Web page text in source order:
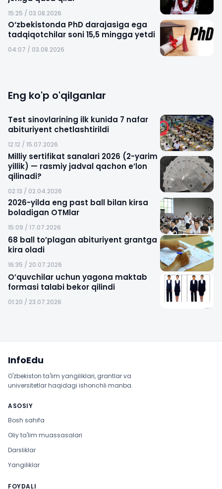
15:25 / 03.08.2026
O‘zbekistonda PhD darajasiga ega
tadqiqotchilar soni 15,5 mingga yetdi
04:07 / 03.08.2026
Eng ko'p o'qilganlar
Test sinovlarining ilk kunida 7 nafar
abituriyent chetlashtirildi
12:12 / 15.07.2026
Milliy sertifikat sanalari 2026 (2-yarim
yillik) — rasmiy jadval qachon e’lon
qilinadi?
02:13 / 02.04.2026
2026-yilda eng past ball bilan kirsa
boladigan OTMlar
15:09 / 17.07.2026
68 ball to’plagan abituriyent grantga
kira oladi
16:35 / 20.07.2026
O’quvchilar uchun yagona maktab
formasi talabi bekor qilindi
01:20 / 23.07.2026
InfoEdu
O'zbekiston ta'lim yangiliklari, grantlar va
universitetlar haqidagi ishonchli manba.
ASOSIY
Bosh sahifa
Oliy ta'lim muassasalari
Darsliklar
Yangiliklar
FOYDALI